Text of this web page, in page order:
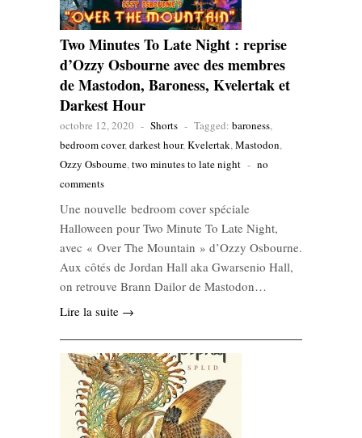
Two Minutes To Late Night : reprise
d’Ozzy Osbourne avec des membres
de Mastodon, Baroness, Kvelertak et
Darkest Hour
octobre 12, 2020 - Shorts - Tagged: baroness,
bedroom cover,darkest hour,Kvelertak,Mastodon,
Ozzy Osbourne,two minutes to late night - no
comments
Une nouvelle bedroom cover spéciale
Halloween pour Two Minute To Late Night,
avec « Over The Mountain » d’Ozzy Osbourne.
Aux côtés de Jordan Hall aka Gwarsenio Hall,
on retrouve Brann Dailor de Mastodon…
Lire la suite →